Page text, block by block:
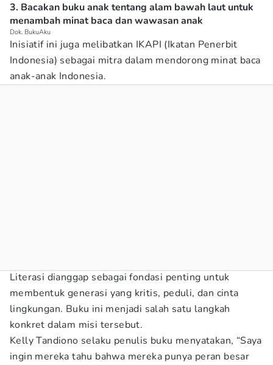
3. Bacakan buku anak tentang alam bawah laut untuk
menambah minat baca dan wawasan anak
Dok. BukuAku
Inisiatif ini juga melibatkan IKAPI (Ikatan Penerbit
Indonesia) sebagai mitra dalam mendorong minat baca
anak-anak Indonesia.
Literasi dianggap sebagai fondasi penting untuk
membentuk generasi yang kritis, peduli, dan cinta
lingkungan. Buku ini menjadi salah satu langkah
konkret dalam misi tersebut.
Kelly Tandiono selaku penulis buku menyatakan, “Saya
ingin mereka tahu bahwa mereka punya peran besar